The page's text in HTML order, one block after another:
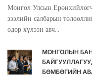
Монгол Улсын
зээлийн салбарын
өдөр хүлээн авч...
МОНГОЛЫН
БӨМБӨГИЙН